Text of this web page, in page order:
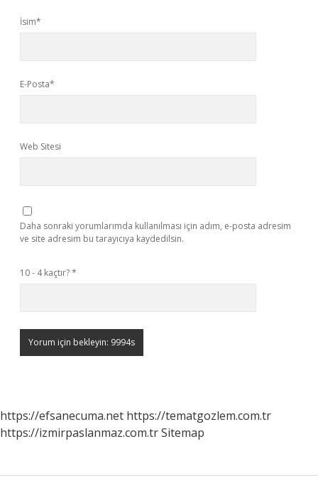
İsim*
E-Posta*
Web Sitesi
Daha sonraki yorumlarımda kullanılması için adım, e-posta adresim
ve site adresim bu tarayıcıya kaydedilsin.
10 - 4 kaçtır?*
https://efsanecuma.net https://tematgozlem.com.tr
https://izmirpaslanmaz.com.trSitemap